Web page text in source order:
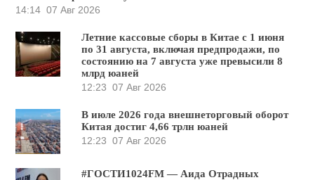
14:14 07 Авг 2026
Летние кассовые сборы в Китае с 1 июня
по 31 августа, включая предпродажи, по
состоянию на 7 августа уже превысили 8
млрд юаней
12:23 07 Авг 2026
В июле 2026 года внешнеторговый оборот
Китая достиг 4,66 трлн юаней
12:23 07 Авг 2026
#ГОСТИ1024FM — Аида Отрадных